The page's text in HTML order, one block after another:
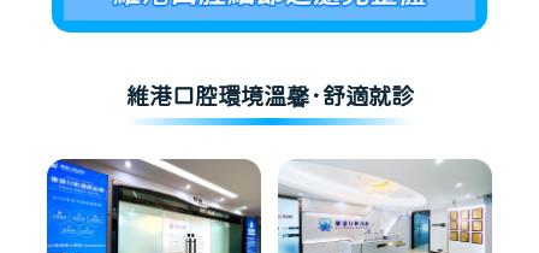
維港口腔環境溫馨·舒適就診